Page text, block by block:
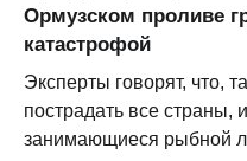
Ормузском проливе
катастрофой
Эксперты говорят, что,
пострадать все
занимающиеся рыбной